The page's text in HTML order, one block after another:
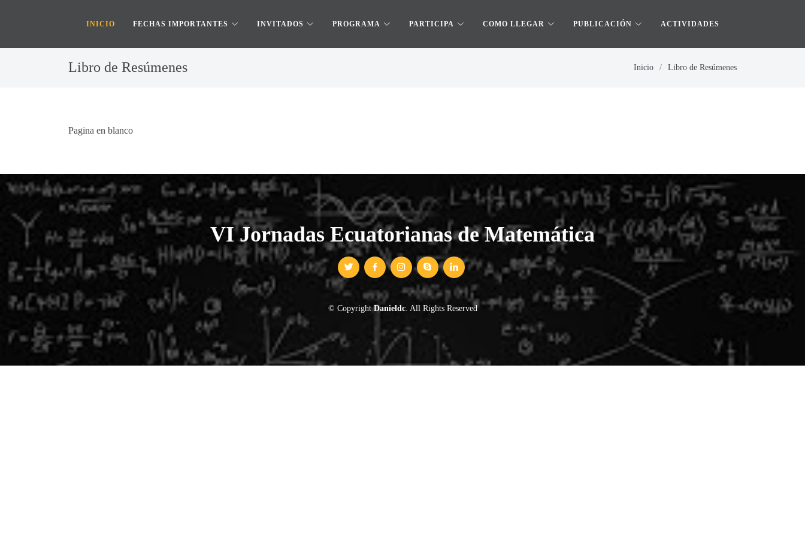
INICIO FECHAS IMPORTANTES INVITADOS PROGRAMA PARTICIPA COMO LLEGAR PUBLICACIÓN ACTIVIDADES
Libro de Resúmenes Inicio Libro de Resúmenes
Pagina en blanco
VI Jornadas Ecuatorianas de Matemática
© CopyrightDanieldc. All Rights Reserved